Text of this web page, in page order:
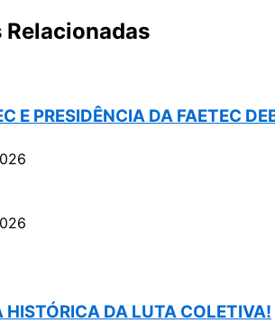
Relacionadas
E PRESIDÊNCIA DA FAETEC
HISTÓRICA DA LUTA COLETIVA!